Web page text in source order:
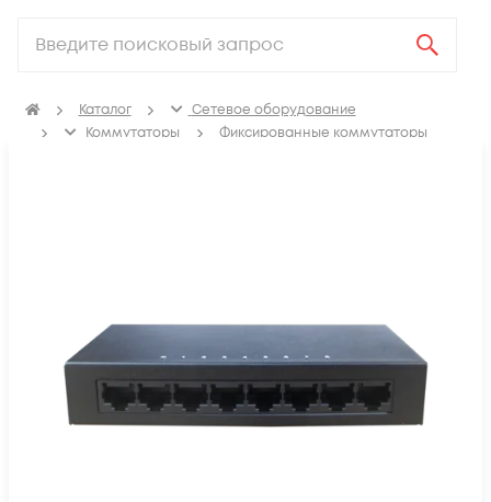
Каталог
Сетевое оборудование
Коммутаторы
Фиксированные коммутаторы